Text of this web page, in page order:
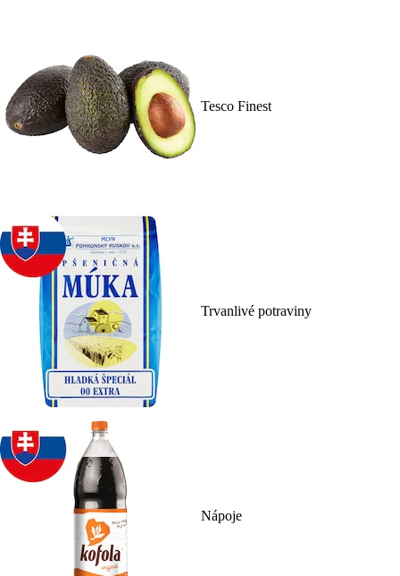
Tesco Finest
Trvanlivé potraviny
Nápoje